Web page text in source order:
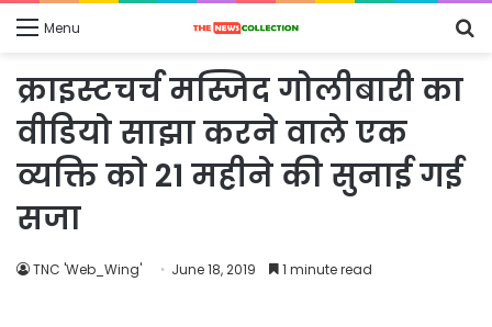
Menu
क्राइस्टचर्च मस्जिद गोलीबारी का
वीडियो साझा करने वाले एक
व्यक्ति को 21 महीने की सुनाई गई
सजा
TNC 'Web_Wing' June 18, 2019 1 minute read